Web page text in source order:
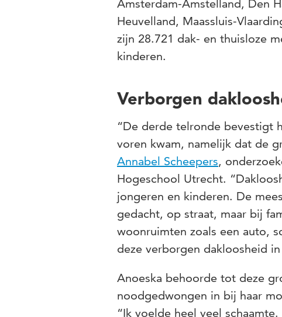
Amsterdam-Amstelland, Den
Heuvelland, Maassluis-
zijn 28.721 dak- en thuisloze
kinderen.
Verborgen
“De derde telronde bevestigt
voren kwam, namelijk dat de
Annabel Scheepers,
Hogeschool Utrecht.
jongeren en kinderen. De
gedacht, op straat, maar bij
woonruimten zoals een auto,
deze verborgen dakloosheid
Anoeska behoorde tot deze
noodgedwongen in bij haar
“Ik voelde heel veel